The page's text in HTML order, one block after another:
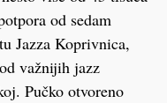
od sedam
Jazza Koprivnica,
važnijih jazz
Pučko otvoreno